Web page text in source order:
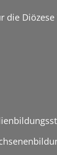
die